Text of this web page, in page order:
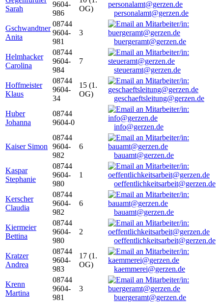
Sarah
9604-
986
OG)
personalamt@gerzen.de
Gschwandtner
Anita
08744
9604-
981
3
buergeramt@gerzen.de
Helmhacker
Carolina
08744
9604-
984
7
steueramt@gerzen.de
Hoffmeister
Klaus
08744
9604-
34
15 (1.
OG)
geschaeftsleitung@gerzen.de
Huber
Johanna
08744
9604-0
info@gerzen.de
Kaiser Simon
08744
9604-
982
6
bauamt@gerzen.de
Kaspar
Stephanie
08744
9604-
980
1
oeffentlichkeitsarbeit@gerzen.de
Kerscher
Claudia
08744
9604-
982
6
bauamt@gerzen.de
Kiermeier
Bettina
08744
9604-
980
2
oeffentlichkeitsarbeit@gerzen.de
Kratzer
Andrea
08744
9604-
983
17 (1.
OG)
kaemmerei@gerzen.de
Krenn
Martina
08744
9604-
981
3
buergeramt@gerzen.de